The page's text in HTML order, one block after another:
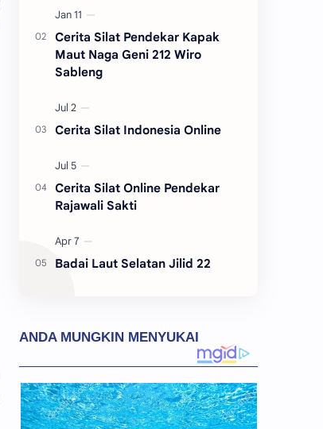
Cerita Silat Pendekar Kapak
Maut Naga Geni 212 Wiro
Sableng
Cerita Silat Indonesia Online
Cerita Silat Online Pendekar
Rajawali Sakti
Badai Laut Selatan Jilid 22